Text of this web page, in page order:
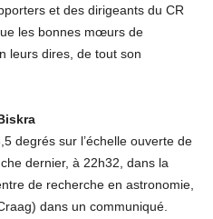
et des dirigeants du CR
les bonnes mœurs de
leurs dires, de tout son
degrés sur l’échelle ouverte de
dernier, à 22h32, dans la
de recherche en astronomie,
dans un communiqué.